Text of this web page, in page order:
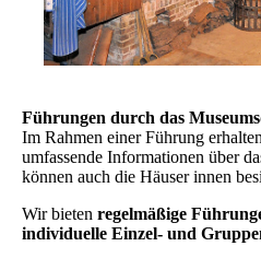
Führungen durch das
Im Rahmen einer Führung
umfassende Informationen über
können auch die Häuser innen
Wir bieten regelmäßige
individuelle Einzel- und